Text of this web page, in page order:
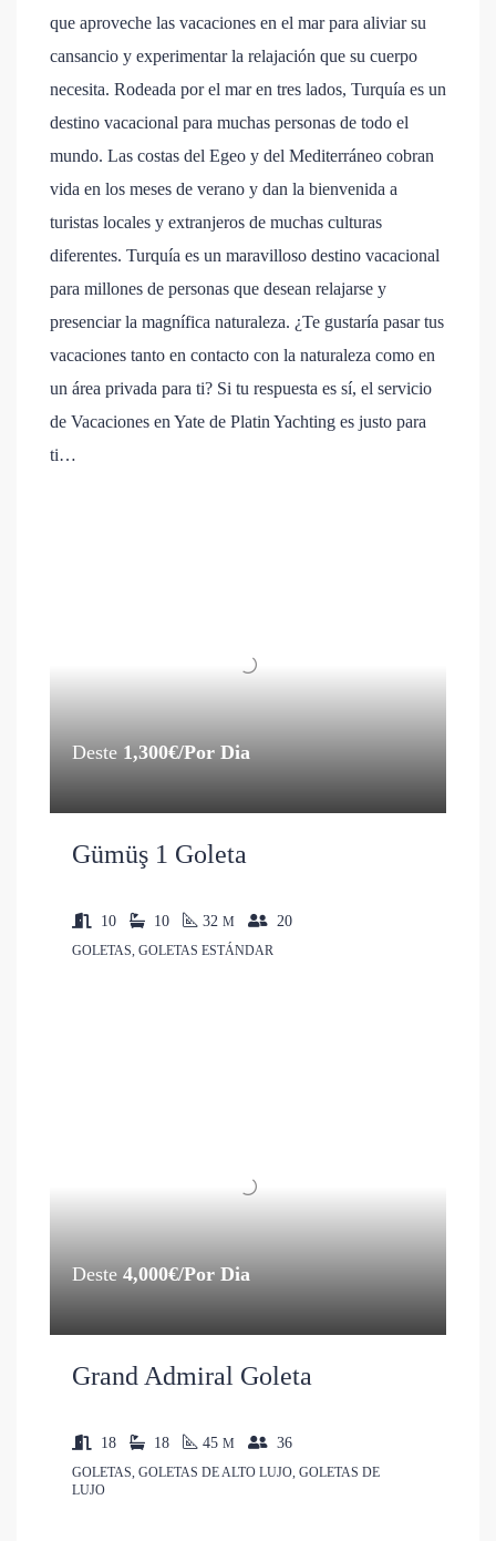
que aproveche las vacaciones en el mar para aliviar su
cansancio y experimentar la relajación que su cuerpo
necesita. Rodeada por el mar en tres lados, Turquía es un
destino vacacional para muchas personas de todo el
mundo. Las costas del Egeo y del Mediterráneo cobran
vida en los meses de verano y dan la bienvenida a
turistas locales y extranjeros de muchas culturas
diferentes. Turquía es un maravilloso destino vacacional
para millones de personas que desean relajarse y
presenciar la magnífica naturaleza. ¿Te gustaría pasar tus
vacaciones tanto en contacto con la naturaleza como en
un área privada para ti? Si tu respuesta es sí, el servicio
de Vacaciones en Yate de Platin Yachting es justo para
ti…
Deste 1,300€/Por Dia
Gümüş 1 Goleta
10 10 32 M 20
GOLETAS, GOLETAS ESTÁNDAR
Deste 4,000€/Por Dia
Grand Admiral Goleta
18 18 45 M 36
GOLETAS, GOLETAS DE ALTO LUJO, GOLETAS DE
LUJO